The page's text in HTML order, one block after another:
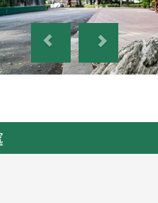
g
l
e
i
P
r
e
o
e
x